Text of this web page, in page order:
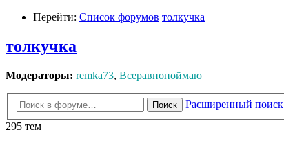
Перейти: Список форумов толкучка
толкучка
Модераторы: remka73, Всеравнопоймаю
Поиск
Расширенный поиск
295 тем